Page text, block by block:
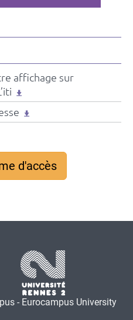
affichage sur
d'accès